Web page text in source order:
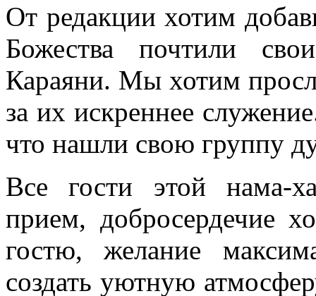
От редакции хотим
Божества почтили
Караяни. Мы хотим
за ихискреннее
что нашли свою группу
Все гости этой нама-
прием, добросердечие
гостю, желание
создать уютную